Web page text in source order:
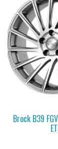
Brock B39